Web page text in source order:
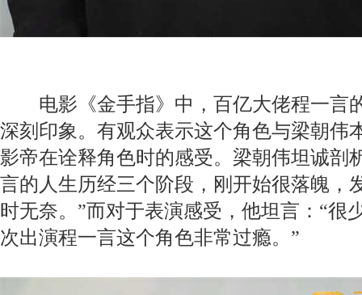
电影《金手指》中，百亿大佬程一言
深刻印象。有观众表示这个角色与梁朝伟
影帝在诠释角色时的感受。梁朝伟坦诚剖
言的人生历经三个阶段，刚开始很落魄，
时无奈。”而对于表演感受，他坦言：“很
次出演程一言这个角色非常过瘾。”